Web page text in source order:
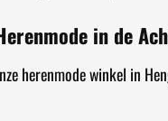
in de
herenmode winkel in